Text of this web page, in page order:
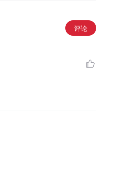
评论